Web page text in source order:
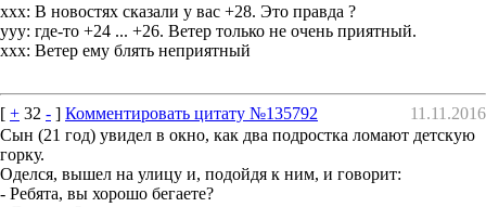
xxx: В новостях сказали у вас +28. Это правда ?
yyy: где-то +24 ... +26. Ветер только не очень приятный.
xxx: Ветер ему блять неприятный
[ + 32 - ] Комментировать цитату №135792
11.11.2016
Сын (21 год) увидел в окно, как два подростка ломают детскую
горку.
Оделся, вышел на улицу и, подойдя к ним, и говорит:
- Ребята, вы хорошо бегаете?